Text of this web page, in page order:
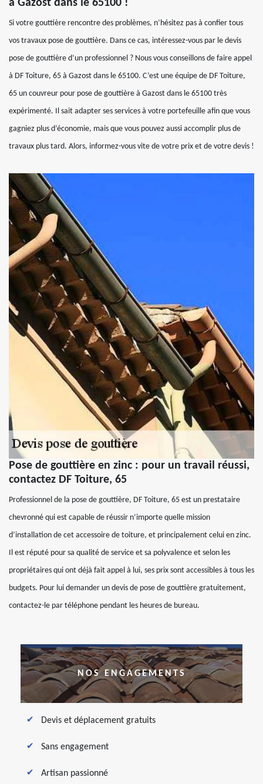
à Gazost dans le 65100 !
Si votre gouttière rencontre des problèmes, n’hésitez pas à confier tous
vos travaux pose de gouttière. Dans ce cas, intéressez-vous par le devis
pose de gouttière d’un professionnel ? Nous vous conseillons de faire appel
à DF Toiture, 65 à Gazost dans le 65100. C’est une équipe de DF Toiture,
65 un couvreur pour pose de gouttière à Gazost dans le 65100 très
expérimenté. Il sait adapter ses services à votre portefeuille afin que vous
gagniez plus d’économie, mais que vous pouvez aussi accomplir plus de
travaux plus tard. Alors, informez-vous vite de votre prix et de votre devis !
Pose de gouttière en zinc : pour un travail réussi,
contactez DF Toiture, 65
Professionnel de la pose de gouttière, DF Toiture, 65 est un prestataire
chevronné qui est capable de réussir n’importe quelle mission
d’installation de cet accessoire de toiture, et principalement celui en zinc.
Il est réputé pour sa qualité de service et sa polyvalence et selon les
propriétaires qui ont déjà fait appel à lui, ses prix sont accessibles à tous les
budgets. Pour lui demander un devis de pose de gouttière gratuitement,
contactez-le par téléphone pendant les heures de bureau.
NOS ENGAGEMENTS
Devis et déplacement gratuits
Sans engagement
Artisan passionné